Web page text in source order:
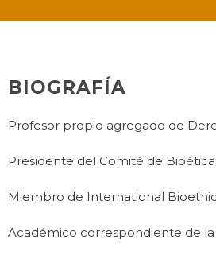
BIOGRAFÍA
Profesor propio agregado de
Presidente del Comité de
Miembro de International
Académico correspondiente de